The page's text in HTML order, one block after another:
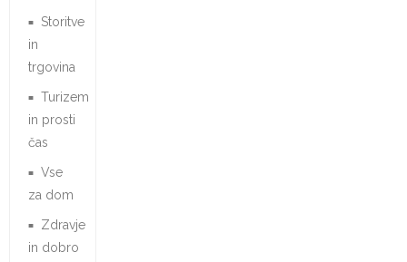
Storitve
in
trgovina
Turizem
in prosti
čas
Vse
za dom
Zdravje
in dobro